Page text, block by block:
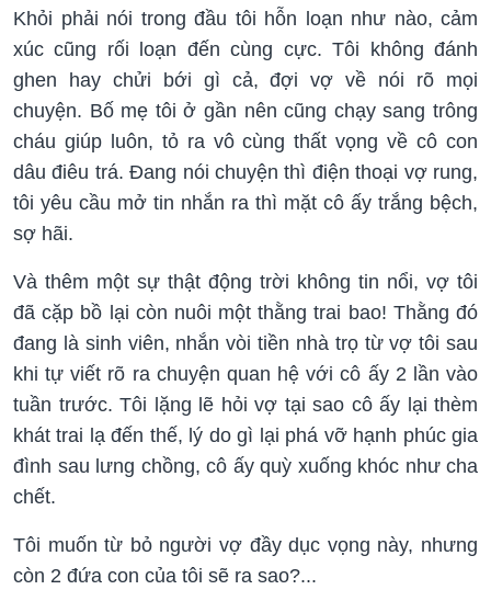
Khỏi phải nói trong đầu tôi hỗn loạn như nào, cảm
xúc cũng rối loạn đến cùng cực. Tôi không đánh
ghen hay chửi bới gì cả, đợi vợ về nói rõ mọi
chuyện. Bố mẹ tôi ở gần nên cũng chạy sang trông
cháu giúp luôn, tỏ ra vô cùng thất vọng về cô con
dâu điêu trá. Đang nói chuyện thì điện thoại vợ rung,
tôi yêu cầu mở tin nhắn ra thì mặt cô ấy trắng bệch,
sợ hãi.
Và thêm một sự thật động trời không tin nổi, vợ tôi
đã cặp bồ lại còn nuôi một thằng trai bao! Thằng đó
đang là sinh viên, nhắn vòi tiền nhà trọ từ vợ tôi sau
khi tự viết rõ ra chuyện quan hệ với cô ấy 2 lần vào
tuần trước. Tôi lặng lẽ hỏi vợ tại sao cô ấy lại thèm
khát trai lạ đến thế, lý do gì lại phá vỡ hạnh phúc gia
đình sau lưng chồng, cô ấy quỳ xuống khóc như cha
chết.
Tôi muốn từ bỏ người vợ đầy dục vọng này, nhưng
còn 2 đứa con của tôi sẽ ra sao?...